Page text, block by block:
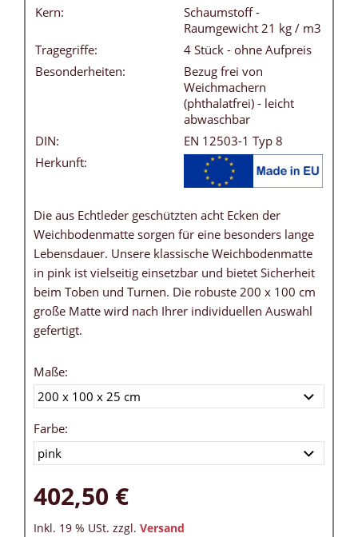
Kern:
Schaumstoff -
Raumgewicht 21 kg / m3
Tragegriffe:
4 Stück - ohne Aufpreis
Besonderheiten:
Bezug frei von
Weichmachern
(phthalatfrei) - leicht
abwaschbar
DIN:
EN 12503-1 Typ 8
Herkunft:
Die aus Echtleder geschützten acht Ecken der
Weichbodenmatte sorgen für eine besonders lange
Lebensdauer. Unsere klassische Weichbodenmatte
in pink ist vielseitig einsetzbar und bietet Sicherheit
beim Toben und Turnen. Die robuste 200 x 100 cm
große Matte wird nach Ihrer individuellen Auswahl
gefertigt.
Maße:
Farbe:
402,50 €
Inkl. 19 % USt. zzgl. Versand